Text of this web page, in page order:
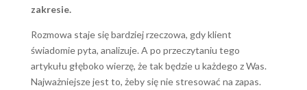
zakresie.
Rozmowa staje się bardziej rzeczowa, gdy klient
świadomie pyta, analizuje. A po przeczytaniu tego
artykułu głęboko wierzę, że tak będzie u każdego z Was.
Najważniejsze jest to, żeby się nie stresować na zapas.